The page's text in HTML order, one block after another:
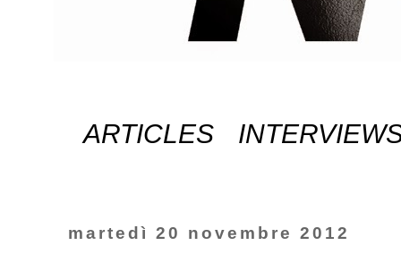
ARTICLES
martedì 20 novembre 2012